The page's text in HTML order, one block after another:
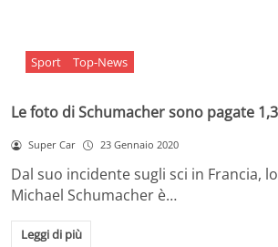
Sport Top-News
Le foto di Schumacher sono pagate
Super Car 23 Gennaio 2020
Dal suo incidente sugli sci in Francia,
Michael Schumacher è…
Leggi di più